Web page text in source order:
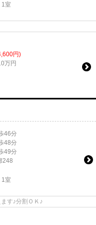
1室
円)
万円
46分
48分
49分
248
1室
す♪分割ＯＫ♪